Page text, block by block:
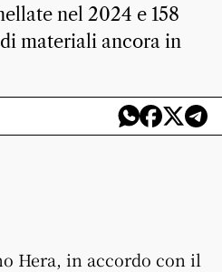
nel 2024 e 158
materiali ancora in
Hera, in accordo con il